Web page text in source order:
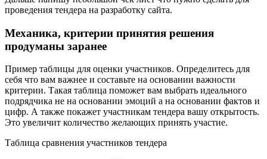
проведения тендера на разработку сайта.
Механика, критерии принятия решения
продуманы заранее
Пример таблицы для оценки участников. Определитесь для
себя что вам важнее и составьте на основании важности
критерии. Такая таблица поможет вам выбрать идеального
подрядчика не на основании эмоций а на основании фактов и
цифр. А также покажет участникам тендера вашу открытость.
Это увеличит количество желающих принять участие.
Таблица сравнения участников тендера